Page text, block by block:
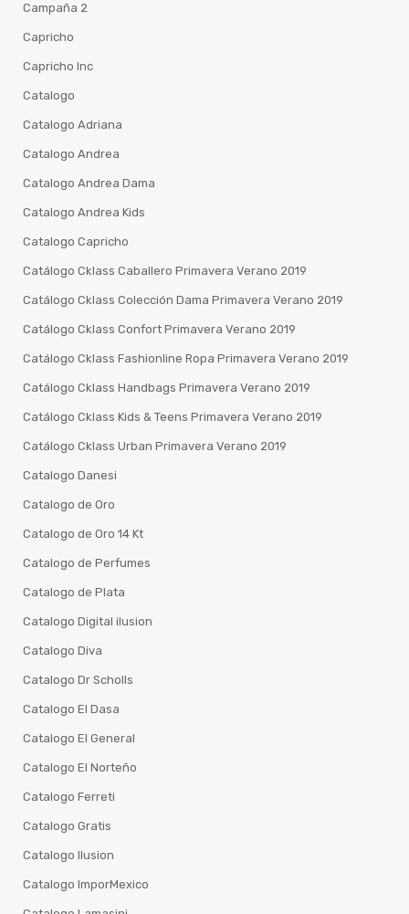
Campaña 2
Capricho
Capricho Inc
Catalogo
Catalogo Adriana
Catalogo Andrea
Catalogo Andrea Dama
Catalogo Andrea Kids
Catalogo Capricho
Catálogo Cklass Caballero Primavera Verano 2019
Catálogo Cklass Colección Dama Primavera Verano 2019
Catálogo Cklass Confort Primavera Verano 2019
Catálogo Cklass Fashionline Ropa Primavera Verano 2019
Catálogo Cklass Handbags Primavera Verano 2019
Catálogo Cklass Kids & Teens Primavera Verano 2019
Catálogo Cklass Urban Primavera Verano 2019
Catalogo Danesi
Catalogo de Oro
Catalogo de Oro 14 Kt
Catalogo de Perfumes
Catalogo de Plata
Catalogo Digital ilusion
Catalogo Diva
Catalogo Dr Scholls
Catalogo El Dasa
Catalogo El General
Catalogo El Norteño
Catalogo Ferreti
Catalogo Gratis
Catalogo Ilusion
Catalogo ImporMexico